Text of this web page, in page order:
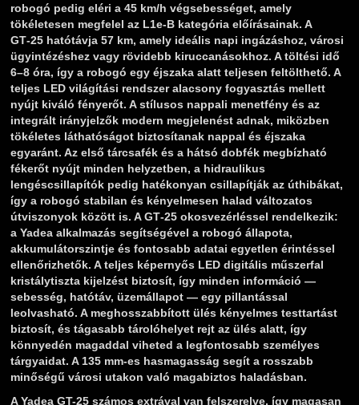
robogó pedig eléri a 45 km/h végsebességet, amely
tökéletesen megfelel az L1e‑B kategória előírásainak. A
GT‑25 hatótávja 57 km, amely ideális napi ingázáshoz, városi
ügyintézéshez vagy rövidebb kiruccanásokhoz. A töltési idő
6–8 óra, így a robogó egy éjszaka alatt teljesen feltölthető. A
teljes LED világítási rendszer alacsony fogyasztás mellett
nyújt kiváló fényerőt. A stílusos nappali menetfény és az
integrált irányjelzők modern megjelenést adnak, miközben
tökéletes láthatóságot biztosítanak nappal és éjszaka
egyaránt. Az első tárcsafék és a hátsó dobfék megbízható
fékerőt nyújt minden helyzetben, a hidraulikus
lengéscsillapítók pedig hatékonyan csillapítják az úthibákat,
így a robogó stabilan és kényelmesen halad változatos
útviszonyok között is. A GT‑25 okosvezérléssel rendelkezik:
a Yadea alkalmazás segítségével a robogó állapota,
akkumulátorszintje és fontosabb adatai egyetlen érintéssel
ellenőrizhetők. A teljes képernyős LED digitális műszerfal
kristálytiszta kijelzést biztosít, így minden információ —
sebesség, hatótáv, üzemállapot — egy pillantással
leolvasható. A meghosszabbított ülés kényelmes testtartást
biztosít, és tágasabb tárolóhelyet rejt az ülés alatt, így
könnyedén magaddal viheted a legfontosabb személyes
tárgyaidat. A 135 mm-es hasmagasság segít a rosszabb
minőségű városi utakon való magabiztos haladásban.
A Yadea GT-25 számos extrával van felszerelve, így magasan